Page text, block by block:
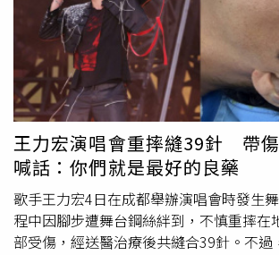
（TotalEnergies）執行長潘彥磊（
方預計將討論敘利亞重建及投資議題，
返敘利亞市場仍持審慎態度。馬克宏也希
國內少數族群的承諾。去年，敘利亞阿拉
及德魯茲派（Druze）聚居地曾爆發宗派
討論重點將是打擊伊斯蘭國（Islamic
有少數法國籍聖戰分子滯留敘利亞境內的
去年加入國際反伊斯蘭國聯盟。敘利亞外
非連結研究中心」（Nexus MENA）創辦
（Bassam Barabandi）表示，馬克宏此
並希望法國對敘利亞政策能因此變得「更
情竟是終於可以回家；也有人第一次到
天走到筋疲力盡，加上天氣乾燥，甚至
流血
等狀況；還有旅客笑稱，曾安排15
到第5天就開始想念自己的床和家裡的生
少人認為5天4夜或6天5夜最能兼顧遊玩
時間，也是最適合多數人的旅遊安排。不
人抱持不同看法，認為真正決定旅遊品質
行程規畫。如果每天安排滿滿景點、頻繁
車，再短的旅程都可能累得像在「行軍」
在同一座城市、減少搬運行李，每天安排
天以上甚至一個月都能玩得相當輕鬆，不
少網友最後認為，所謂「黃金旅遊天數」
王力宏演唱會重摔縫39針 帶
喊話：你們就是最好的良藥
歌手王力宏4日在成都舉辦演唱會時發生
程中因腳步遭舞台鋼絲絆到，不慎重摔在
部受傷，經送醫治療後共縫合39針。不